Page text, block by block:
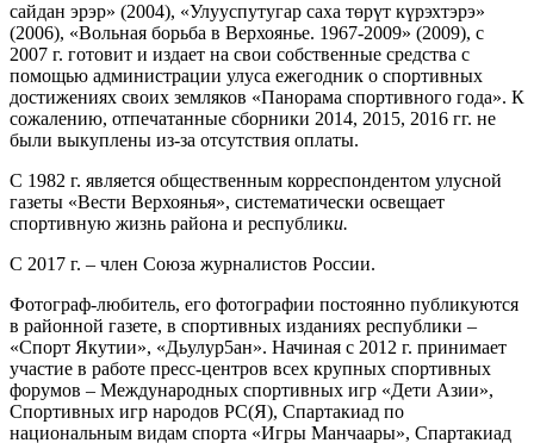
сайдан эрэр» (2004), «Улууспутугар саха төрүт күрэхтэрэ»
(2006), «Вольная борьба в Верхоянье. 1967-2009» (2009), с
2007 г. готовит и издает на свои собственные средства с
помощью администрации улуса ежегодник о спортивных
достижениях своих земляков «Панорама спортивного года». К
сожалению, отпечатанные сборники 2014, 2015, 2016 гг. не
были выкуплены из-за отсутствия оплаты.
С 1982 г. является общественным корреспондентом улусной
газеты «Вести Верхоянья», систематически освещает
спортивную жизнь района и республики.
С 2017 г. – член Союза журналистов России.
Фотограф-любитель, его фотографии постоянно публикуются
в районной газете, в спортивных изданиях республики –
«Спорт Якутии», «Дьулур5ан». Начиная с 2012 г. принимает
участие в работе пресс-центров всех крупных спортивных
форумов – Международных спортивных игр «Дети Азии»,
Спортивных игр народов РС(Я), Спартакиад по
национальным видам спорта «Игры Манчаары», Спартакиад